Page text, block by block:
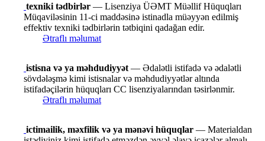
texniki tədbirlər — Lisenziya ÜƏMT Müəllif Hüquqları
Müqaviləsinin 11-ci maddəsinə istinadla müəyyən edilmiş
effektiv texniki tədbirlərin tətbiqini qadağan edir.
Ətraflı məlumat
istisna və ya məhdudiyyət — Ədalətli istifadə və ədalətli
sövdələşmə kimi istisnalar və məhdudiyyətlər altında
istifadəçilərin hüquqları CC lisenziyalarından təsirlənmir.
Ətraflı məlumat
ictimailik, məxfilik və ya mənəvi hüquqlar — Materialdan